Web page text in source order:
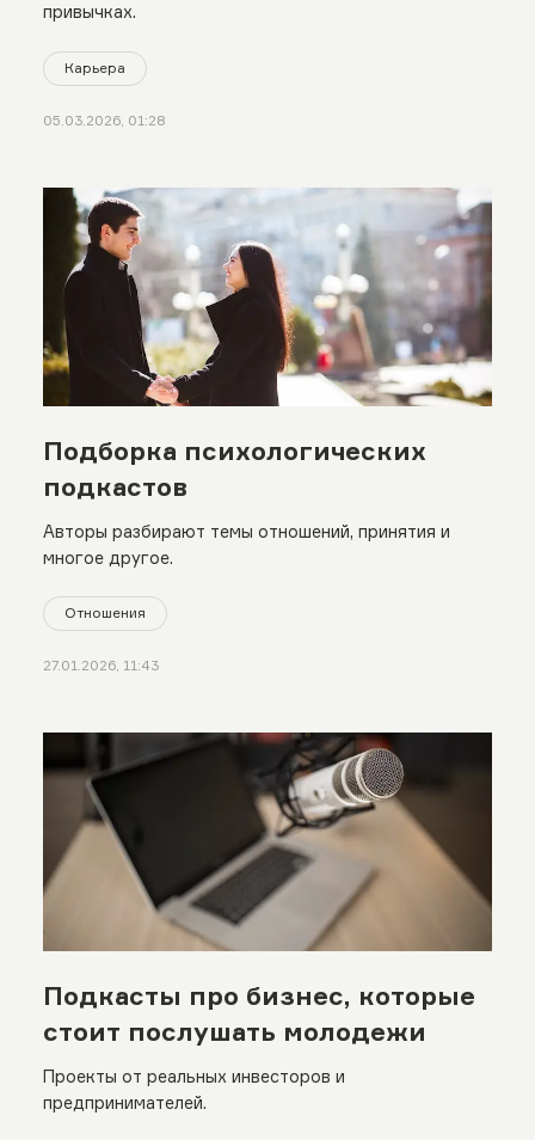
привычках.
Карьера
05.03.2026, 01:28
Подборка психологических
подкастов
Авторы разбирают темы отношений, принятия и
многое другое.
Отношения
27.01.2026, 11:43
Подкасты про бизнес, которые
стоит послушать молодежи
Проекты от реальных инвесторов и
предпринимателей.